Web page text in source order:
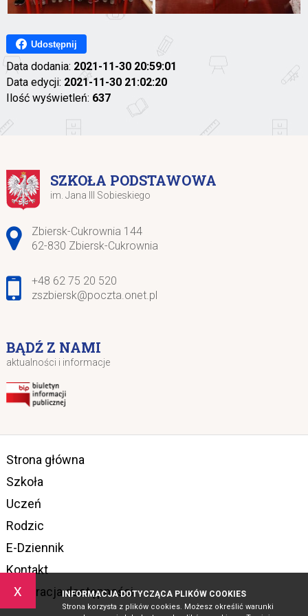
x INFORMACJA DOTYCZĄCA PLIKÓW COOKIES
Strona korzysta z plików cookies. Możesz określić warunki
Udostępnij
Data dodania: 2021-11-30 20:59:01
Data edycji: 2021-11-30 21:02:20
Ilość wyświetleń: 637
SZKOŁA PODSTAWOWA
im. Jana III Sobieskiego
Adres pocztowy:
Zbiersk-Cukrownia 144
62-830 Zbiersk-Cukrownia
+48 62 75 20 520
zszbiersk@poczta.onet.pl
BĄDŹ Z NAMI
aktualności i informacje
Strona główna
Szkoła
Uczeń
Rodzic
E-Dziennik
Kontakt
Deklaracja dostępności